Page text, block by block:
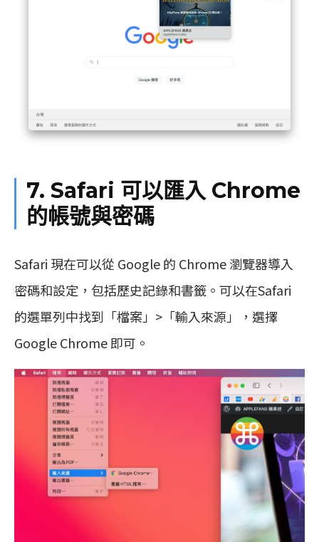
7. Safari 可以匯入 Chrome
的帳號與密碼
Safari 現在可以從 Google 的 Chrome 瀏覽器導入
密碼和設定，包括歷史記錄和書籤。可以在Safari
的選單列中找到「檔案」>「輸入來源」，選擇
Google Chrome 即可。